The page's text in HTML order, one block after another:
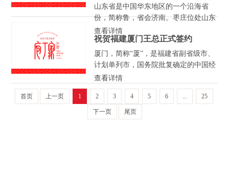
西昌店，敬请期待！加盟热线：4000-
176-076...
山东省是中国华东地区的一个沿海省
份，简称鲁，省会济南。枣庄位处山东
省南部，东依沂蒙山，西濒微山湖，南
接华东门户徐州，北临孔孟之乡济宁。
枣庄，因多枣树而得名，也是著名的煤
城，被列为中国老工业城市重点改造城
市。枣庄总面积4563平方公里，常住人
口394万，辖薛城区、市中区、峰城
区、山亭区、台儿庄区、滕州市。境内
著名旅游景区有台儿庄古城、微山湖湿
地红荷风景区、微山湖古镇、墨子纪念
查看详情
祝贺福建厦门王总正式签约
厦门，简称“厦”，是福建省副省级市、
计划单列市，国务院批复确定的中国经
济特区，东南沿海重要的中心城市、港
口及风景旅游城市。厦门地处中国华东
地区、福建省东南部，是国家综合配套
改革试验区、国家物流枢纽、东南国际
航运中心、自由贸易试验区、国家海洋
查看详情
首页 上一页 1 2 3 4 5 6 ... 25
下一页 尾页